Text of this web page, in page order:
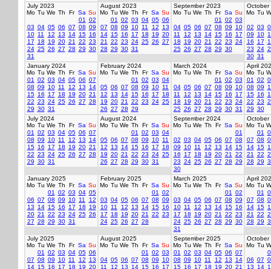
July 2023
Mo Tu We Th Fr Sa Su
01
02
03 04 05 06 07 08 09
10 11 12 13 14 15 16
17
18 19 20 21 22 23
24 25 26 27 28 29 30
31
August 2023
Mo Tu We Th Fr Sa Su
01
02 03 04 05 06
07 08 09 10 11 12
13
14 15 16 17 18 19 20
21
22 23 24 25 26 27
28 29 30 31
September 2023
Mo Tu We Th Fr Sa Su
01
02 03
04 05 06 07 08 09
10
11
12 13 14 15 16
17
18
19 20 21 22 23 24
25 26 27 28 29 30
October
Mo Tu
02 03
09
10
16
17
23 24
30 31
January 2024
Mo Tu We Th Fr Sa Su
01
02 03 04 05 06 07
08 09 10 11 12 13
14
15 16 17 18 19 20 21
22 23 24 25 26 27 28
29 30 31
February 2024
Mo Tu We Th Fr Sa Su
01
02 03 04
05 06 07 08 09 10 11
12
13 14 15 16 17
18
19 20 21 22 23 24 25
26 27 28 29
March 2024
Mo Tu We Th Fr Sa Su
01
02 03
04 05 06 07 08 09
10
11
12 13 14 15 16
17
18
19 20 21 22 23 24
25 26 27 28 29 30 31
April
Mo Tu
01
02
08 09
15 16
22 23
29 30
July 2024
Mo Tu We Th Fr Sa Su
01
02 03 04 05 06 07
08 09 10 11 12 13
14
15 16 17 18 19 20 21
22 23 24 25 26 27 28
29 30 31
August 2024
Mo Tu We Th Fr Sa Su
01
02 03 04
05 06 07 08 09 10 11
12
13 14 15 16 17
18
19 20 21 22 23 24 25
26 27 28 29 30 31
September 2024
Mo Tu We Th Fr Sa Su
01
02 03 04 05 06 07 08
09
10 11 12 13 14 15
16
17 18 19 20 21
22
23 24 25 26 27 28 29
30
October
Mo Tu
01
07 08
14 15
21
22
28 29
January 2025
Mo Tu We Th Fr Sa Su
01
02 03 04 05
06 07 08 09 10 11
12
13
14 15 16 17 18
19
20 21 22 23 24 25 26
27 28 29 30 31
February 2025
Mo Tu We Th Fr Sa Su
01
02
03 04 05 06 07 08 09
10 11 12 13 14 15 16
17
18 19 20 21 22 23
24 25 26 27 28
March 2025
Mo Tu We Th Fr Sa Su
01
02
03 04 05 06 07 08 09
10 11 12 13 14 15 16
17
18 19 20 21 22 23
24 25 26 27 28 29 30
31
April
Mo Tu
01
07 08
14 15
21
22
28 29
July 2025
Mo Tu We Th Fr Sa Su
01
02 03 04 05 06
07 08 09 10 11 12
13
14 15 16 17 18 19 20
August 2025
Mo Tu We Th Fr Sa Su
01
02 03
04 05 06 07 08 09
10
11
12 13 14 15 16 17
September 2025
Mo Tu We Th Fr Sa Su
01
02 03 04 05 06 07
08 09 10 11 12 13
14
15 16 17 18 19 20 21
October
Mo Tu
06 07
13
14